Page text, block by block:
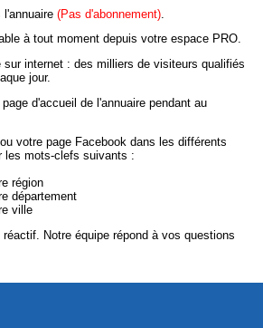
l'annuaire(Pas d'abonnement)
à tout moment depuis votre espace PRO.
internet : des milliers de visiteurs qualifiés
jour.
d'accueil de l'annuaire pendant au
votre page Facebook dans les différents
les mots-clefs suivants :
région
département
ville
Notre équipe répond à vos questions